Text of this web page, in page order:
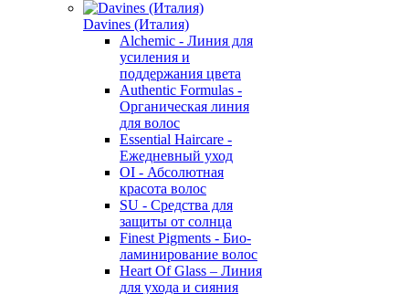
Davines (Италия)
Alchemic - Линия для
усиления и
поддержания цвета
Authentic Formulas -
Органическая линия
для волос
Essential Haircare -
Eжедневный уход
OI - Абсолютная
красота волос
SU - Средства для
защиты от солнца
Finest Pigments - Био-
ламинирование волос
Heart Of Glass – Линия
для ухода и сияния